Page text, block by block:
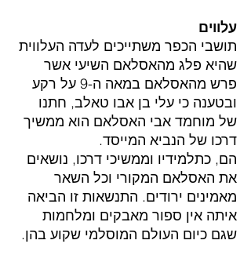
עלווים
תושבי הכפר משתייכים לעדה העלווית
שהיא פלג מהאסלאם השיעי אשר
פרש מהאסלאם במאה ה-9 על רקע
ובטענה כי עלי בן אבו טאלב, חתנו
של מוחמד אבי האסלאם הוא ממשיך
דרכו של הנביא המייסד.
הם, כתלמידיו וממשיכי דרכו, נושאים
את האסלאם המקורי וכל השאר
מאמינים ירודים. התנשאות זו הביאה
איתה אין ספור מאבקים ומלחמות
שגם כיום העולם המוסלמי שקוע בהן.